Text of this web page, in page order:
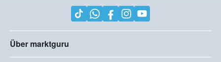
Über marktguru